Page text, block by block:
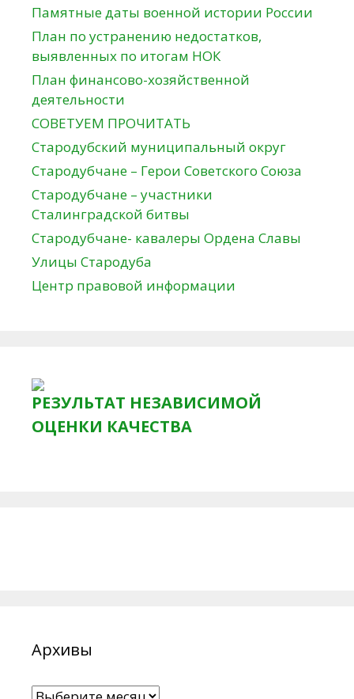
Памятные даты военной истории России
План по устранению недостатков,
выявленных по итогам НОК
План финансово-хозяйственной
деятельности
СОВЕТУЕМ ПРОЧИТАТЬ
Стародубский муниципальный округ
Стародубчане – Герои Советского Союза
Стародубчане – участники
Сталинградской битвы
Стародубчане- кавалеры Ордена Славы
Улицы Стародуба
Центр правовой информации
РЕЗУЛЬТАТ НЕЗАВИСИМОЙ
ОЦЕНКИ КАЧЕСТВА
Архивы
Архивы